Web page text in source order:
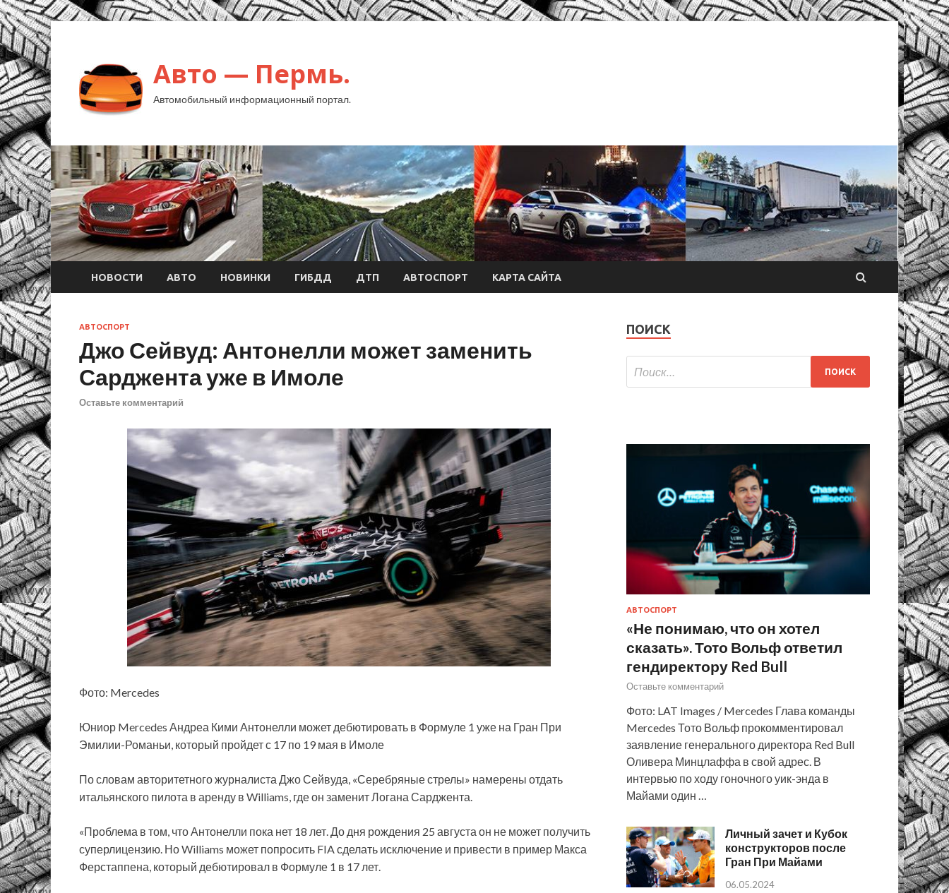
Авто — Пермь.
Автомобильный информационный портал.
НОВОСТИ АВТО НОВИНКИ ГИБДД ДТП АВТОСПОРТ КАРТА САЙТА
АВТОСПОРТ
Джо Сейвуд: Антонелли может заменить
Сарджента уже в Имоле
Оставьте комментарий
Фото: Mercedes
Юниор Mercedes Андреа Кими Антонелли может дебютировать в Формуле 1 уже на Гран При
Эмилии-Романьи, который пройдет с 17 по 19 мая в Имоле
По словам авторитетного журналиста Джо Сейвуда, «Серебряные стрелы» намерены отдать
итальянского пилота в аренду в Williams, где он заменит Логана Сарджента.
«Проблема в том, что Антонелли пока нет 18 лет. До дня рождения 25 августа он не может получить
суперлицензию. Но Williams может попросить FIA сделать исключение и привести в пример Макса
Ферстаппена, который дебютировал в Формуле 1 в 17 лет.
ПОИСК
АВТОСПОРТ
«Не понимаю, что он хотел
сказать». Тото Вольф ответил
гендиректору Red Bull
Оставьте комментарий
Фото: LAT Images / Mercedes Глава команды
Mercedes Тото Вольф прокомментировал
заявление генерального директора Red Bull
Оливера Минцлаффа в свой адрес. В
интервью по ходу гоночного уик-энда в
Майами один …
Личный зачет и Кубок
конструкторов после
Гран При Майами
06.05.2024